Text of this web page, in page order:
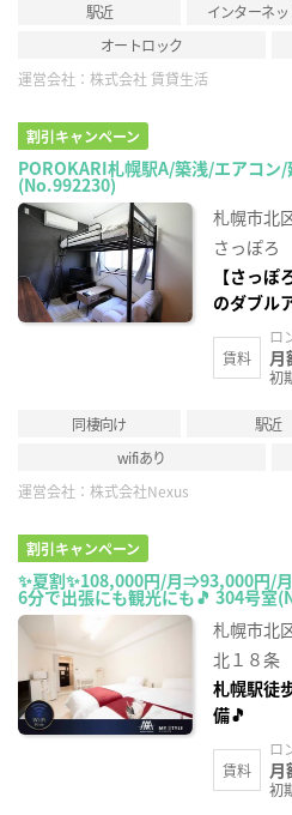
駅近 インターネ
オートロック
運営会社： 株式会社 賃貸生活
割引キャンペーン
POROKARI札幌駅A/築浅/エアコン/
(No.992230)
札幌市北
さっぽろ
【さっ
のダブル
賃料
ロ
月
初
同棲向け 駅近
wifiあり
運営会社： 株式会社Nexus
割引キャンペーン
✨夏割✨108,000円/月⇒93,000円/
6分で出張にも観光にも🎵 304号室
札幌市北
北１８条
札幌駅徒
備🎵
賃料
ロ
月
初